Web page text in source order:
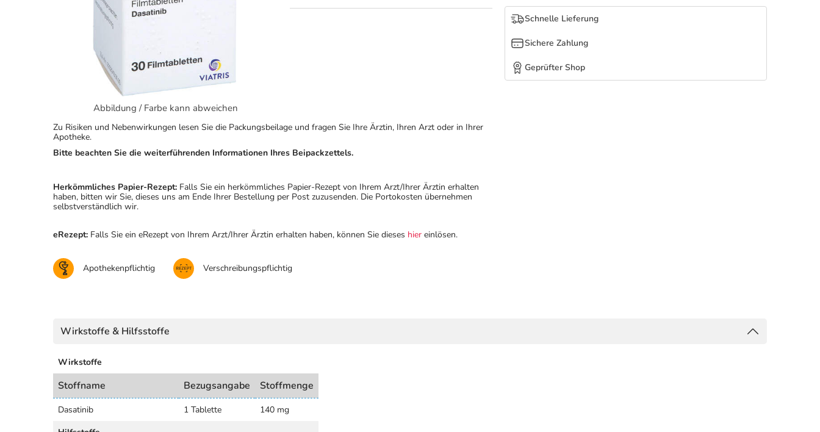
Abbildung / Farbe kann abweichen
Schnelle Lieferung
Sichere Zahlung
Geprüfter Shop
Zu Risiken und Nebenwirkungen lesen Sie die Packungsbeilage und fragen Sie Ihre Ärztin, Ihren Arzt oder in Ihrer
Apotheke.
Bitte beachten Sie die weiterführenden Informationen Ihres Beipackzettels.
Herkömmliches Papier-Rezept: Falls Sie ein herkömmliches Papier-Rezept von Ihrem Arzt/Ihrer Ärztin erhalten
haben, bitten wir Sie, dieses uns am Ende Ihrer Bestellung per Post zuzusenden. Die Portokosten übernehmen
selbstverständlich wir.
eRezept: Falls Sie ein eRezept von Ihrem Arzt/Ihrer Ärztin erhalten haben, können Sie dieses hier einlösen.
Apothekenpflichtig Verschreibungspflichtig
Wirkstoffe & Hilfsstoffe
Wirkstoffe
Stoffname Bezugsangabe Stoffmenge
Dasatinib 1 Tablette
140 mg